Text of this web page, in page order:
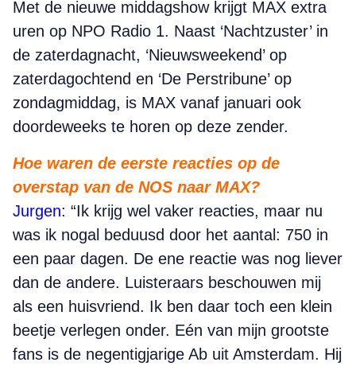
Met de nieuwe middagshow krijgt MAX extra
uren op NPO Radio 1. Naast ‘Nachtzuster’ in
de zaterdagnacht, ‘Nieuwsweekend’ op
zaterdagochtend en ‘De Perstribune’ op
zondagmiddag, is MAX vanaf januari ook
doordeweeks te horen op deze zender.
Hoe waren de eerste reacties op de
overstap van de NOS naar MAX?
Jurgen: “Ik krijg wel vaker reacties, maar nu
was ik nogal beduusd door het aantal: 750 in
een paar dagen. De ene reactie was nog liever
dan de andere. Luisteraars beschouwen mij
als een huisvriend. Ik ben daar toch een klein
beetje verlegen onder. Eén van mijn grootste
fans is de negentigjarige Ab uit Amsterdam. Hij